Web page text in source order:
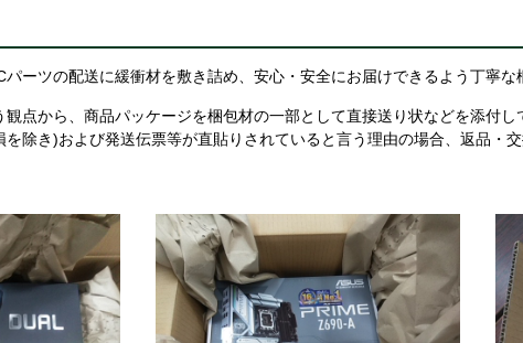
ーツの配送に緩衝材を敷き詰め、安心・安全にお届けできるよう丁寧な
点から、商品パッケージを梱包材の一部として直接送り状などを添付
除き)および発送伝票等が直貼りされていると言う理由の場合、返品・